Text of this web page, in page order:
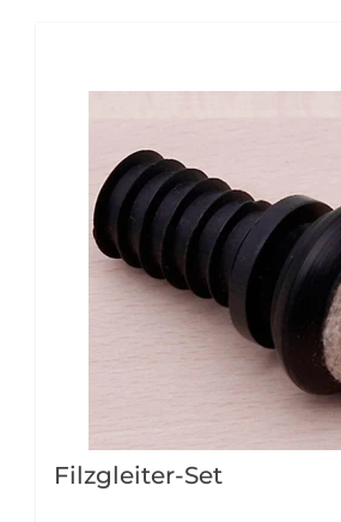
Filzgleiter-Set